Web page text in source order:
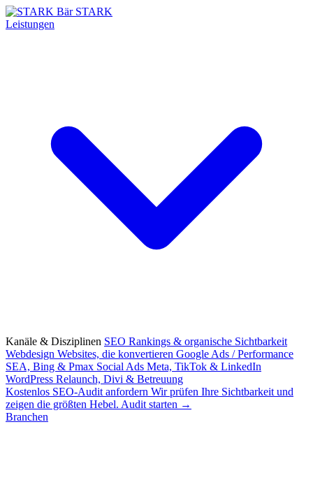
STARK
Leistungen
Kanäle & Disziplinen SEO Rankings & organische Sichtbarkeit
Webdesign Websites, die konvertieren Google Ads / Performance
SEA, Bing & Pmax Social Ads Meta, TikTok & LinkedIn
WordPress Relaunch, Divi & Betreuung
Kostenlos SEO-Audit anfordern Wir prüfen Ihre Sichtbarkeit und
zeigen die größten Hebel. Audit starten →
Branchen